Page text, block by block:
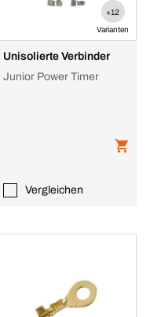
+12
Varianten
Unisolierte Verbinder
Junior Power Timer
Vergleichen